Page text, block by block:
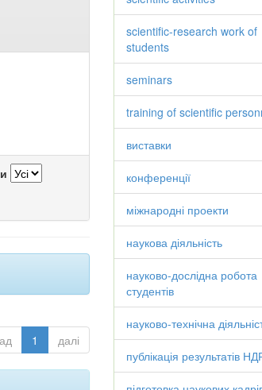
1 далі
scientific-research work of
students
seminars
training of scientific
виставки
конференції
міжнародні проекти
наукова діяльність
науково-дослідна робота
студентів
науково-технічна
публікація результатів